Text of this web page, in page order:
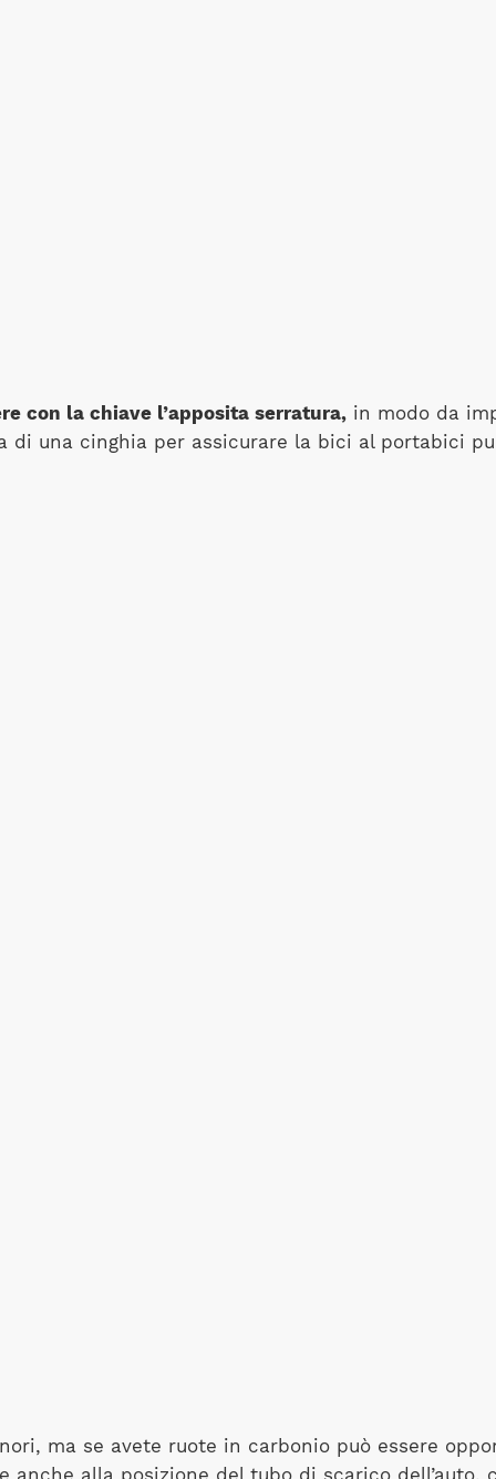
con la chiave l’apposita serratura, in modo da
di una cinghia per assicurare la bici al portabici
ma se avete ruote in carbonio può essere